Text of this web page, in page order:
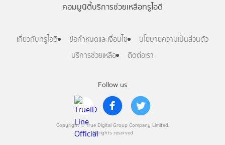
Follow us
Copyright © True Digital Group Company Limited.
All rights reserved
คอมมูนิตี้บริการช่วยเหลือทรูไอดี
เกี่ยวกับทรูไอดี ข้อกำหนดและเงื่อนไข
นโยบายความเป็นส่วนตัว
บริการช่วยเหลือ
ติดต่อเรา